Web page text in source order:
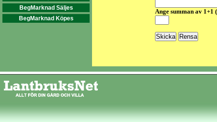
BegMarknad Säljes
BegMarknad Köpes
Ange summan av 1+1